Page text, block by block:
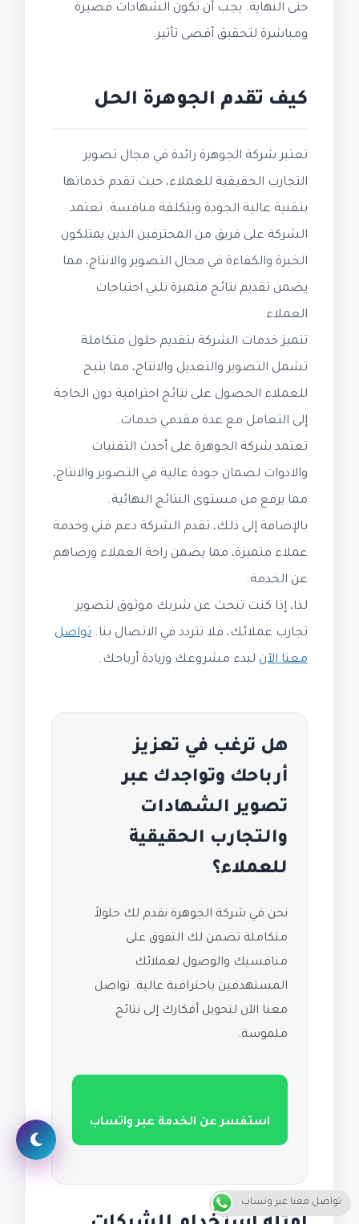
حتى النهاية. يجب أن تكون الشهادات قصيرة
ومباشرة لتحقيق أقصى تأثير.
كيف تقدم الجوهرة الحل
تعتبر شركة الجوهرة رائدة في مجال تصوير
التجارب الحقيقية للعملاء، حيث تقدم خدماتها
بتقنية عالية الجودة وبتكلفة منافسة. تعتمد
الشركة على فريق من المحترفين الذين يمتلكون
الخبرة والكفاءة في مجال التصوير والانتاج، مما
يضمن تقديم نتائج متميزة تلبي احتياجات
العملاء.
تتميز خدمات الشركة بتقديم حلول متكاملة
تشمل التصوير والتعديل والانتاج، مما يتيح
للعملاء الحصول على نتائج احترافية دون الحاجة
إلى التعامل مع عدة مقدمي خدمات.
تعتمد شركة الجوهرة على أحدث التقنيات
والادوات لضمان جودة عالية في التصوير والانتاج،
مما يرفع من مستوى النتائج النهائية.
بالإضافة إلى ذلك، تقدم الشركة دعم فني وخدمة
عملاء متميزة، مما يضمن راحة العملاء ورضاهم
عن الخدمة.
لذا، إذا كنت تبحث عن شريك موثوق لتصوير
تجارب عملائك، فلا تتردد في الاتصال بنا. تواصل
معنا الآن لبدء مشروعك وزيادة أرباحك.
هل ترغب في تعزيز
أرباحك وتواجدك عبر
تصوير الشهادات
والتجارب الحقيقية
للعملاء؟
نحن في شركة الجوهرة نقدم لك حلولاً
متكاملة تضمن لك التفوق على
منافسيك والوصول لعملائك
المستهدفين باحترافية عالية. تواصل
معنا الآن لتحويل أفكارك إلى نتائج
ملموسة.
استفسر عن الخدمة عبر واتساب
تواصل معنا عبر وتساب